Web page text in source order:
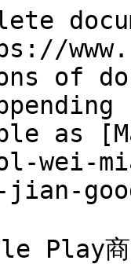
of
as
wei-
jian-
Play